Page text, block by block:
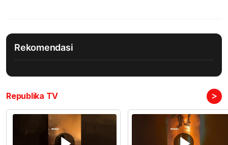
Rekomendasi
Republika TV >